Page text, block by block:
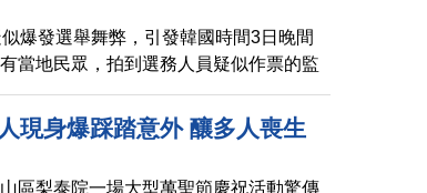
爆發選舉舞弊，引發韓國時間3日晚間
當地民眾，拍到選務人員疑似作票的監
，有外部勢力人士，假扮警察暴力清
大學學生代表帶頭，全韓國各地大學學
研判，大規模學運可能一觸即發。帶您
現身爆踩踏意外 釀多人喪生
區梨泰院一場大型萬聖節慶祝活動驚傳